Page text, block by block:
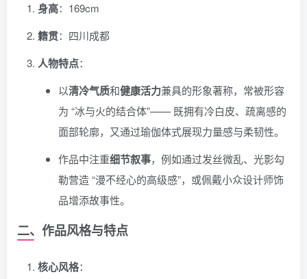
身高：169cm
籍贯：四川成都
人物特点：
以清冷气质和健康活力兼具的形象著称，常被形容
为 “冰与火的结合体”—— 既拥有冷白皮、疏离感的
面部轮廓，又通过瑜伽体式展现力量感与柔韧性。
作品中注重细节叙事，例如通过发丝微乱、光影勾
勒营造 “漫不经心的高级感”，或佩戴小众设计师饰
品增添故事性。
二、作品风格与特点
核心风格：